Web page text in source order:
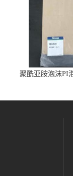
聚酰亚胺泡沫PI